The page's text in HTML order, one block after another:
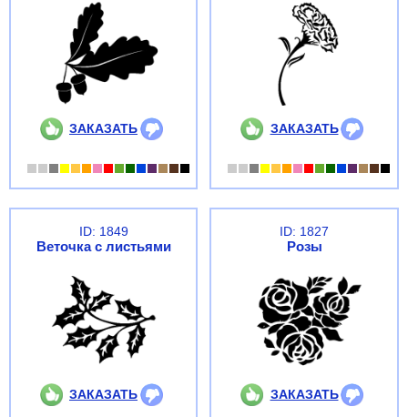
ЗАКАЗАТЬ ЗАКАЗАТЬ
ID: 1849
Веточка с листьями
ЗАКАЗАТЬ
ID: 1827
Розы
ЗАКАЗАТЬ